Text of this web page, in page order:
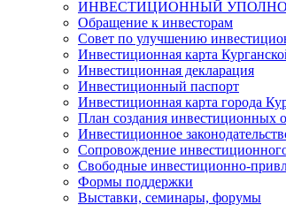
ИНВЕСТИЦИОННЫЙ
Обращение к инвесторам
Совет по улучшению
Инвестиционная карта
Инвестиционная декларация
Инвестиционный паспорт
Инвестиционная карта города
План создания инвестиционных
Инвестиционное
Сопровождение
Свободные инвестиционно-
Формы поддержки
Выставки, семинары, форумы